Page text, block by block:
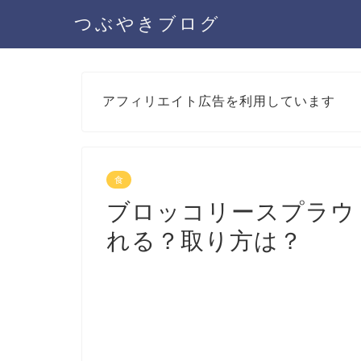
つぶやきブログ
アフィリエイト広告を利用しています
食
ブロッコリースプラ
れる？取り方は？